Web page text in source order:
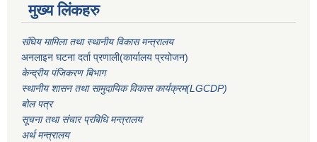
मुख्य लिंकहरु
संघिय मामिला तथा स्थानीय विकास मन्त्रालय
अनलाइन घटना दर्ता प्रणाली(कार्यालय प्रयोजन)
केन्द्रीय पंजिकरण बिभाग
स्थानीय शासन तथा सामुदायिक विकास कार्यक्रम(LGCDP)
बोल पत्र
सूचना तथा संचार प्रबिधि मन्त्रालय
अर्थ मन्त्रालय